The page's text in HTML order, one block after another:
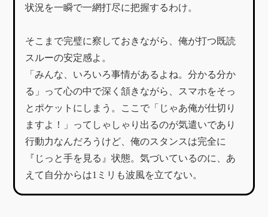
状況を一瞬で一網打尽に把握するわけ。
​そこまで完璧に察しておきながら、俺が打つ既読
スルーの安定感よ。
​「みんな、いろいろ事情があるよね。分かる分か
る」って心の中で深く頷きながら、スマホをそっ
とポケットにしまう。ここで「じゃあ俺が仕切り
ますよ！」ってしゃしゃり出るのが気遣いであり
行動力なんだろうけど、俺のスタンスは完全に
『じっと手を見る』状態。気づいているのに、あ
えて自分からは1ミリも波風を立てない。